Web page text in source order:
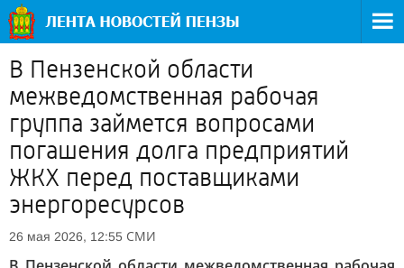
В Пензенской области
межведомственная рабочая
группа займется вопросами
погашения долга предприятий
ЖКХ перед поставщиками
энергоресурсов
26 мая 2026, 12:55 СМИ